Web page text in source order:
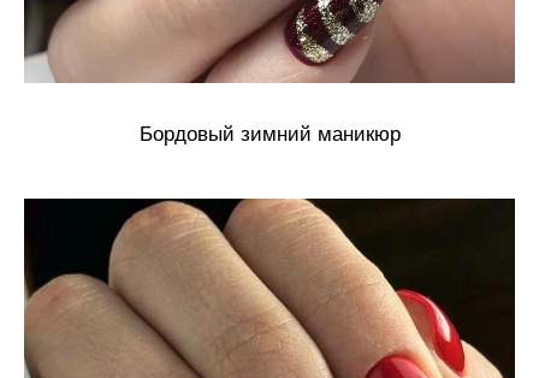
Бордовый зимний маникюр